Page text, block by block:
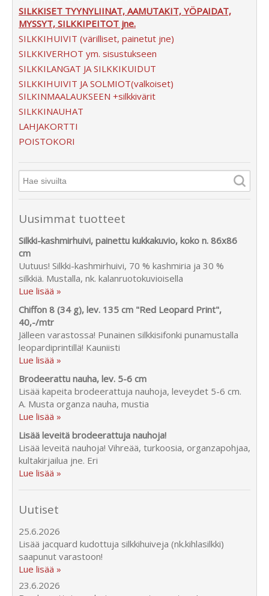
SILKKISET TYYNYLIINAT, AAMUTAKIT, YÖPAIDAT,
MYSSYT, SILKKIPEITOT jne.
SILKKIHUIVIT (värilliset, painetut jne)
SILKKIVERHOT ym. sisustukseen
SILKKILANGAT JA SILKKIKUIDUT
SILKKIHUIVIT JA SOLMIOT(valkoiset)
SILKINMAALAUKSEEN +silkkivärit
SILKKINAUHAT
LAHJAKORTTI
POISTOKORI
Uusimmat tuotteet
Silkki-kashmirhuivi, painettu kukkakuvio, koko n. 86x86
cm
Uutuus! Silkki-kashmirhuivi, 70 % kashmiria ja 30 %
silkkiä. Mustalla, nk. kalanruotokuvioisella
Lue lisää »
Chiffon 8 (34 g), lev. 135 cm "Red Leopard Print",
40,-/mtr
Jälleen varastossa! Punainen silkkisifonki punamustalla
leopardiprintillä! Kauniisti
Lue lisää »
Brodeerattu nauha, lev. 5-6 cm
Lisää kapeita brodeerattuja nauhoja, leveydet 5-6 cm.
A. Musta organza nauha, mustia
Lue lisää »
Lisää leveitä brodeerattuja nauhoja!
Lisää leveitä nauhoja! Vihreää, turkoosia, organzapohjaa,
kultakirjailua jne. Eri
Lue lisää »
Uutiset
25.6.2026
Lisää jacquard kudottuja silkkihuiveja (nk.kihlasilkki)
saapunut varastoon!
Lue lisää »
23.6.2026